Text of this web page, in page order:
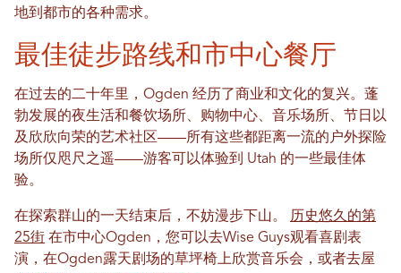
地到都市的各种需求。
最佳徒步路线和市中心餐厅
在过去的二十年里，Ogden 经历了商业和文化的复兴。蓬
勃发展的夜生活和餐饮场所、购物中心、音乐场所、节日以
及欣欣向荣的艺术社区——所有这些都距离一流的户外探险
场所仅咫尺之遥——游客可以体验到 Utah 的一些最佳体
验。
在探索群山的一天结束后，不妨漫步下山。 历史悠久的第
25街 在市中心Ogden，您可以去Wise Guys观看喜剧表
演，在Ogden露天剧场的草坪椅上欣赏音乐会，或者去屋